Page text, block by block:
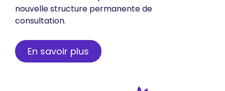
nouvelle structure permanente de
consultation.
En savoir plus